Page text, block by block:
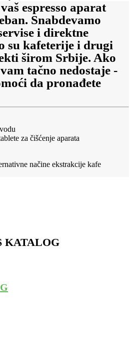
espresso aparat
Snabdevamo
i direktne
su kafeterije i drugi
širom Srbije. Ako
tačno nedostaje -
da pronađete
za čišćenje aparata
načine ekstrakcije kafe
KATALOG